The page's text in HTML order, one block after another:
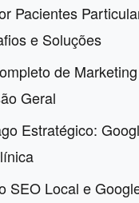
Pacientes
e Soluções
de
Geral
Estratégico:
SEO Local e